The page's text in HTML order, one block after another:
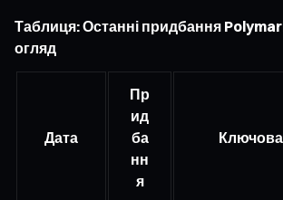
Таблиця: Останні придбання
огляд
Дата
Пр
ид
ба
нн
я
Ключова